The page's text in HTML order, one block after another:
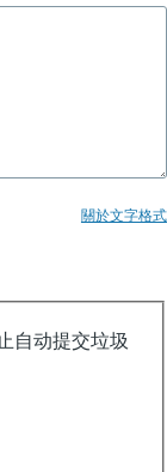
關於文字格式
自动提交垃圾